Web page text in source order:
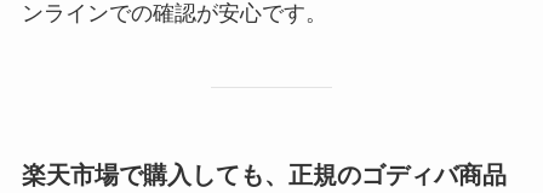
ンラインでの確認が安心です。
楽天市場で購入しても、正規のゴディバ商品